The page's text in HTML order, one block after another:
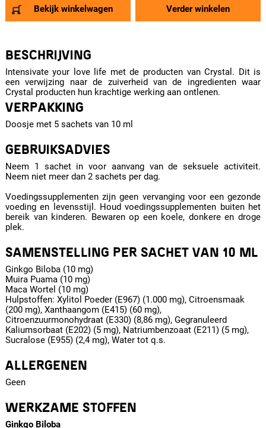
Bekijk winkelwagen Verder winkelen
BESCHRIJVING
Intensivate your love life met de producten van Crystal. Dit is
een verwijzing naar de zuiverheid van de ingredienten waar
Crystal producten hun krachtige werking aan ontlenen.
VERPAKKING
Doosje met 5 sachets van 10 ml
GEBRUIKSADVIES
Neem 1 sachet in voor aanvang van de seksuele activiteit.
Neem niet meer dan 2 sachets per dag.
Voedingssupplementen zijn geen vervanging voor een gezonde
voeding en levensstijl. Houd voedingssupplementen buiten het
bereik van kinderen. Bewaren op een koele, donkere en droge
plek.
SAMENSTELLING PER SACHET VAN 10 ML
Ginkgo Biloba (10 mg)
Muira Puama (10 mg)
Maca Wortel (10 mg)
Hulpstoffen: Xylitol Poeder (E967) (1.000 mg), Citroensmaak
(200 mg), Xanthaangom (E415) (60 mg),
Citroenzuurmonohydraat (E330) (8,86 mg), Gegranuleerd
Kaliumsorbaat (E202) (5 mg), Natriumbenzoaat (E211) (5 mg),
Sucralose (E955) (2,4 mg), Water tot q.s.
ALLERGENEN
Geen
WERKZAME STOFFEN
Ginkgo Biloba